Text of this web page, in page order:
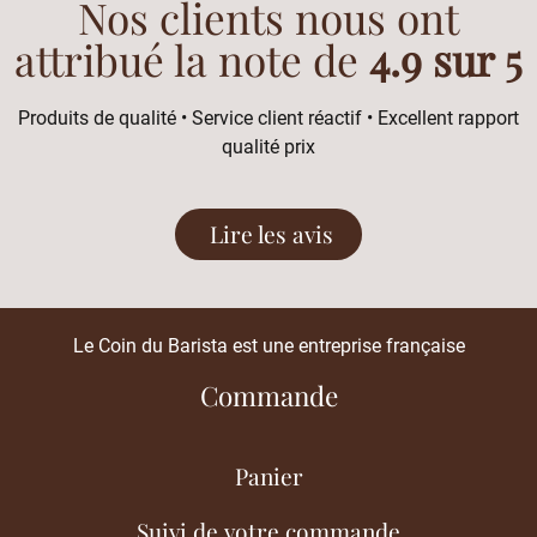
Nos clients nous ont
attribué la note de 4.9 sur 5
Produits de qualité • Service client réactif • Excellent rapport
qualité prix
Lire les avis
Le Coin du Barista est une entreprise française
Commande
Panier
Suivi de votre commande